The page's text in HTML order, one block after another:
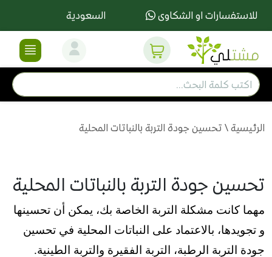
للاستفسارات او الشكاوى السعودية
الرئيسية \ تحسين جودة التربة بالنباتات المحلية
تحسين جودة التربة بالنباتات المحلية
مهما كانت مشكلة التربة الخاصة بك، يمكن أن تحسينها
و تجويدها، بالاعتماد على النباتات المحلية في تحسين
جودة التربة الرطبة، التربة الفقيرة والتربة الطينية.